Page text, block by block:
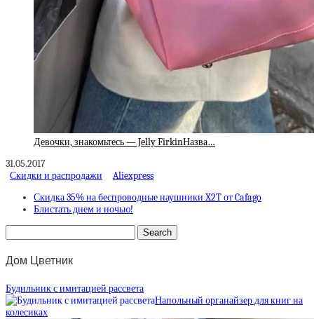
Девочки, знакомьтесь — Jelly FirkinНазва…
31.05.2017
Скидки и распродажи
Aliexpress
Скидка 35% на беспроводные наушники X2T от Cafago
Блистать днем и ночью!
Дом Цветник
Будильник с имитацией рассвета
Напольный органайзер для книг на
колесиках